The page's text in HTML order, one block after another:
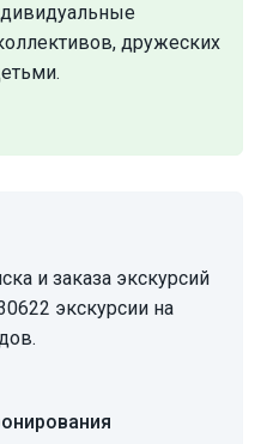
дружеских
и заказа экскурсий
экскурсии на